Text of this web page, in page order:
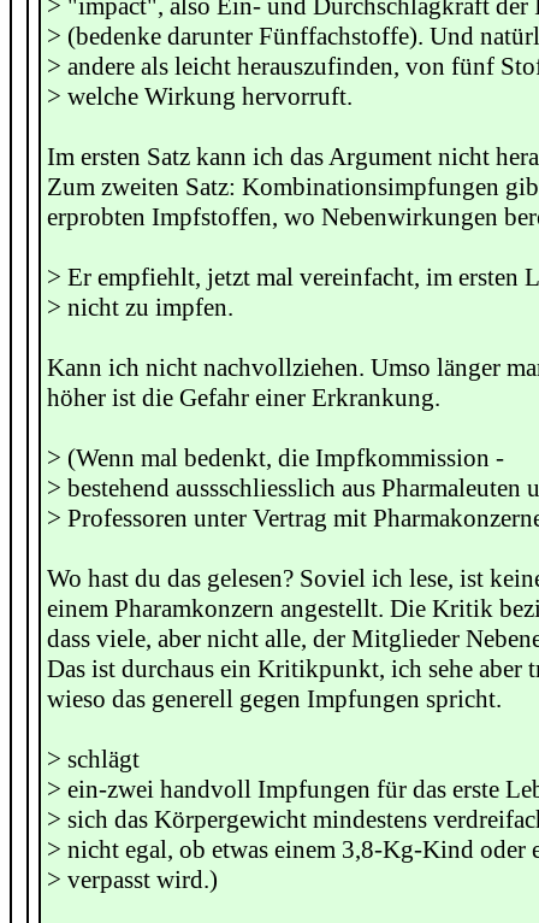
> "impact", also Ein- und Durchschlagkraft der
> (bedenke darunter Fünffachstoffe). Und
> andere als leicht herauszufinden, von fünf
> welche Wirkung hervorruft.
Im ersten Satz kann ich das Argument nicht
Zum zweiten Satz: Kombinationsimpfungen
erprobten Impfstoffen, wo Nebenwirkungen
> Er empfiehlt, jetzt mal vereinfacht, im ersten
> nicht zu impfen.
Kann ich nicht nachvollziehen. Umso länger
höher ist die Gefahr einer Erkrankung.
> (Wenn mal bedenkt, die Impfkommission -
> bestehend aussschliesslich aus Pharmaleuten
> Professoren unter Vertrag mit
Wo hast du das gelesen? Soviel ich lese, ist
einem Pharamkonzern angestellt. Die Kritik
dass viele, aber nicht alle, der Mitglieder
Das ist durchaus ein Kritikpunkt, ich sehe aber
wieso das generell gegen Impfungen spricht.
> schlägt
> ein-zwei handvoll Impfungen für das erste
> sich das Körpergewicht mindestens
> nicht egal, ob etwas einem 3,8-Kg-Kind
> verpasst wird.)